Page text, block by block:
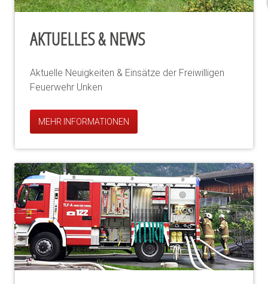
AKTUELLES & NEWS
Aktuelle Neuigkeiten & Einsätze der Freiwilligen
Feuerwehr Unken
MEHR INFORMATIONEN